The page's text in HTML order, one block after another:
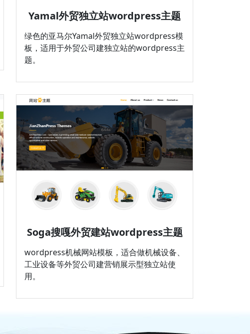
Yamal外贸独立站wordpress主题
绿色的亚马尔Yamal外贸独立站wordpress模
板，适用于外贸公司建独立站的wordpress主
题。
Soga搜嘎外贸建站wordpress主题
wordpress机械网站模板，适合做机械设备、
工业设备等外贸公司建营销展示型独立站使
用。